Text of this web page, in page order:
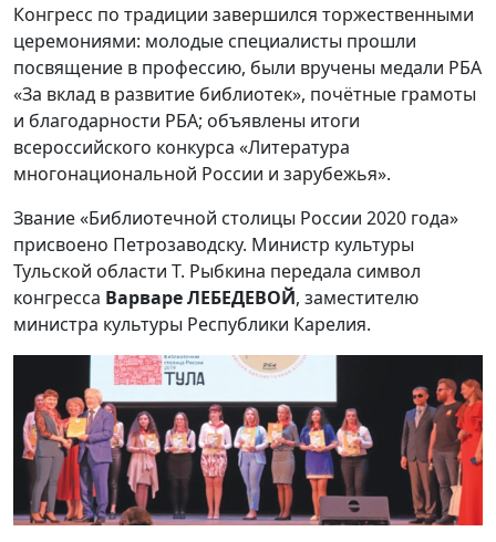
Конгресс по традиции завершился торжественными
церемониями: молодые специалисты прошли
посвящение в профессию, были вручены медали РБА
«За вклад в развитие библиотек», почётные грамоты
и благодарности РБА; объявлены итоги
всероссийского конкурса «Литература
многонациональной России и зарубежья».
Звание «Библиотечной столицы России 2020 года»
присвоено Петрозаводску. Министр культуры
Тульской области Т. Рыбкина передала символ
конгресса Варваре ЛЕБЕДЕВОЙ, заместителю
министра культуры Республики Карелия.